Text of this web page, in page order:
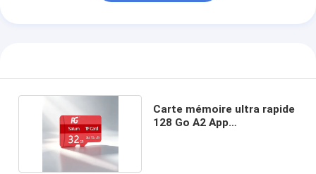
Carte mémoire ultra rapide
128 Go A2 App